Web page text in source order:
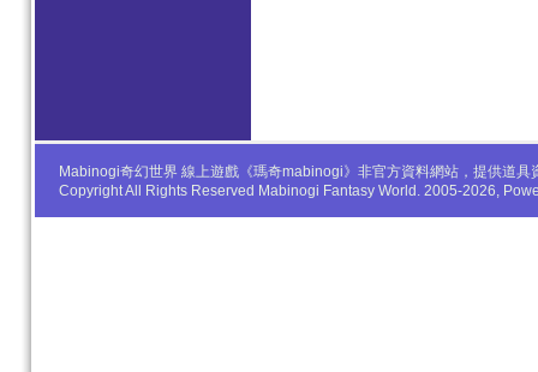
Mabinogi奇幻世界 線上遊戲《瑪奇mabinogi》非官方資料網站，提供道
Copyright All Rights Reserved Mabinogi Fantasy World. 2005-2026,